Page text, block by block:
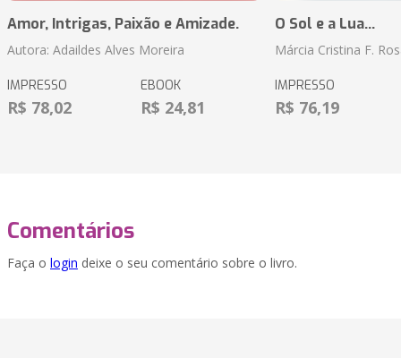
Amor, Intrigas, Paixão e Amizade.
Autora: Adaildes Alves Moreira
IMPRESSO
R$ 78,02
EBOOK
R$ 24,81
O Sol e a Lua...
Márcia Cristina F.
IMPRESSO
R$ 76,19
Comentários
Faça o login deixe o seu comentário sobre o livro.